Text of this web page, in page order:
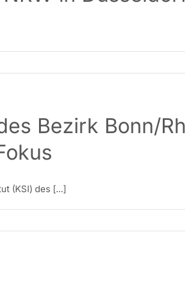
Bezirk Bonn/
(KSI) des [...]